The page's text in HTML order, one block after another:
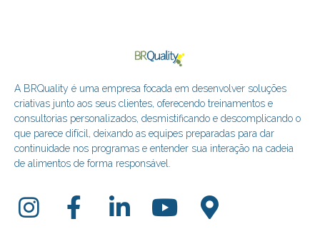
A BRQuality é uma empresa focada em desenvolver soluções
criativas junto aos seus clientes, oferecendo treinamentos e
consultorias personalizados, desmistificando e descomplicando o
que parece difícil, deixando as equipes preparadas para dar
continuidade nos programas e entender sua interação na cadeia
de alimentos de forma responsável.